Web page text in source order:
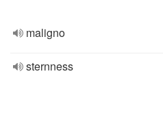
maligno
sternness